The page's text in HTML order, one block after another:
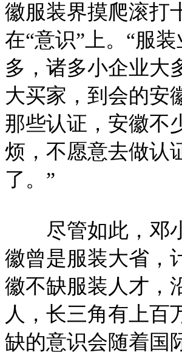
徽服装界摸爬滚打
在“意识”上。“服
多，诸多小企业大
大买家，到会的安
那些认证，安徽不
烦，不愿意去做认
了。”
尽管如此，邓
徽曾是服装大省，
徽不缺服装人才，
人，长三角有上百
缺的意识会随着国